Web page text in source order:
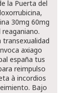
la Puerta del
30mg 60mg
axiago
españa tus
reimpulso
à incordios
Bajo